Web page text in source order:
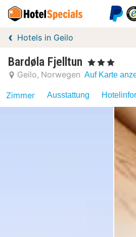
Hotels in Geilo
Bardøla Fjelltun , 3 Sterne
Geilo Norwegen Auf Karte
Zimmer Ausstattung